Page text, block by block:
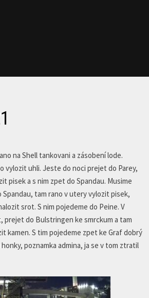
na Shell tankovani a zásobení lode.
vylozit uhli. Jeste do noci prejet do Parey,
pisek a s nim zpet do Spandau. Musime
tam rano v utery vylozit pisek,
srot. S nim pojedeme do Peine. V
prejet do Bulstringen ke smrckum a tam
kamen. S tim pojedeme zpet ke Graf dobrý
poznamka admina, ja se v tom ztratil